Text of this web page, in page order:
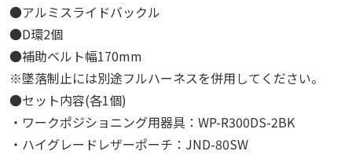
●アルミスライドバックル
●D環2個
●補助ベルト幅170mm
※墜落制止には別途フルハーネスを併用してください。
●セット内容(各1個)
・ワークポジショニング用器具：WP-R300DS-2BK
・ハイグレードレザーポーチ：JND-80SW